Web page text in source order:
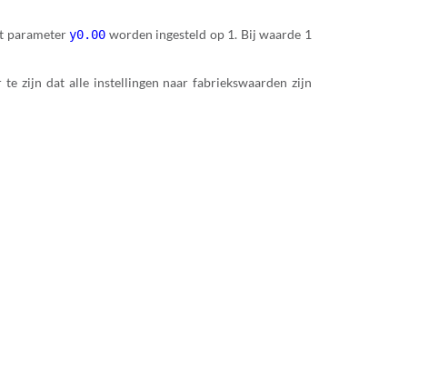
parametery0.00 worden ingesteld op 1. Bij waarde 1
te zijn dat alle instellingen naar fabriekswaarden zijn